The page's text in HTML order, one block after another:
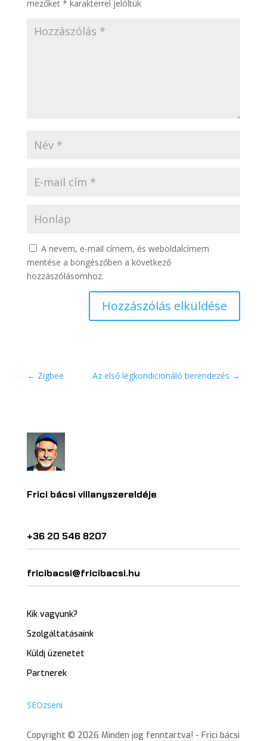
mezőket * karakterrel jelöltük
A nevem, e-mail címem, és weboldalcímem
mentése a böngészőben a következő
hozzászólásomhoz.
Hozzászólás elküldése
← Zigbee Az első légkondicionáló berendezés →
Frici bácsi villanyszereldéje
+36 20 546 8207
fricibacsi@fricibacsi.hu
Kik vagyunk?
Szolgáltatásaink
Küldj üzenetet
Partnerek
SEOzseni
Copyright © 2026 Minden jog fenntartva! - Frici bácsi